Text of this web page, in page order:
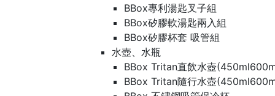
BBox專利湯匙叉子組
BBox矽膠軟湯匙兩入組
BBox矽膠杯套 吸管組
水壺、水瓶
BBox Tritan直飲水壺
BBox Tritan隨行水壺